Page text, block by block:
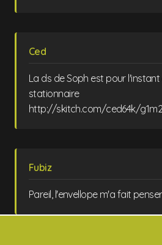
Ced
La ds de Soph est pour
stationnaire
http://skitch.com/ced64k/
Fubiz
Pareil, l'envellope m'a fait